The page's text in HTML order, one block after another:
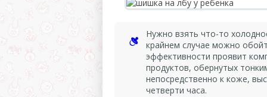
Нужно взять что-то
крайнем случае можно
эффективности проявит
продуктов, обернутых
непосредственно к коже,
четверти часа.